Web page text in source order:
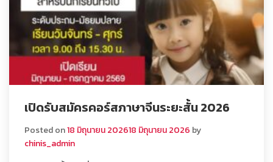
เปิดรับสมัครคอร์สภาษาจีนระยะสั้น 2026
Posted on18 มิถุนายน 202618 มิถุนายน 2026 by
chinis_admin